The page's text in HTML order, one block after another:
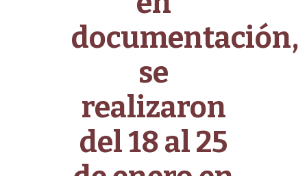
documentación,
se
realizaron
del 18 al 25